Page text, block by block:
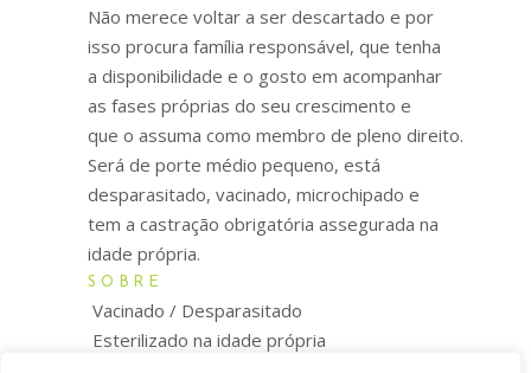
Não merece voltar a ser descartado e por
isso procura família responsável, que tenha
a disponibilidade e o gosto em acompanhar
as fases próprias do seu crescimento e
que o assuma como membro de pleno direito.
Será de porte médio pequeno, está
desparasitado, vacinado, microchipado e
tem a castração obrigatória assegurada na
idade própria.
SOBRE
Vacinado / Desparasitado
Esterilizado na idade própria